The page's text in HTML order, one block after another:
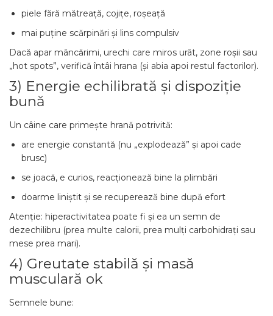
piele fără mătreață, cojițe, roșeață
mai puține scărpinări și lins compulsiv
Dacă apar mâncărimi, urechi care miros urât, zone roșii sau
„hot spots”, verifică întâi hrana (și abia apoi restul factorilor).
3) Energie echilibrată și dispoziție
bună
Un câine care primește hrană potrivită:
are energie constantă (nu „explodează” și apoi cade
brusc)
se joacă, e curios, reacționează bine la plimbări
doarme liniștit și se recuperează bine după efort
Atenție: hiperactivitatea poate fi și ea un semn de
dezechilibru (prea multe calorii, prea mulți carbohidrați sau
mese prea mari).
4) Greutate stabilă și masă
musculară ok
Semnele bune: